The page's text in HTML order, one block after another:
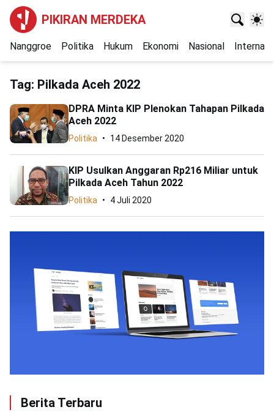
PIKIRAN MERDEKA
Nanggroe Politika Hukum Ekonomi Nasional
Tag: Pilkada Aceh 2022
DPRA Minta KIP Plenokan Tahapan Pilkada
Aceh 2022
Politika 14 Desember 2020
KIP Usulkan Anggaran Rp216 Miliar untuk
Pilkada Aceh Tahun 2022
Politika 4 Juli 2020
Berita Terbaru